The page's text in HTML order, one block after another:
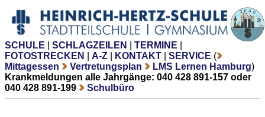
SCHULE SCHLAGZEILEN TERMINE
FOTOSTRECKEN
A-Z KONTAKT SERVICE (
Mittagessen
Vertretungsplan LMS Lernen Hamburg)
Krankmeldungen alle Jahrgänge: 040 428 891-157 oder
040 428 891-199
Schulbüro